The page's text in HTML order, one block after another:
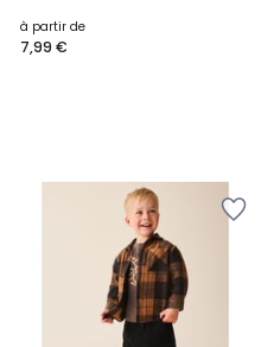
à partir de
7,99 €